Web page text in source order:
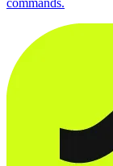
commands.